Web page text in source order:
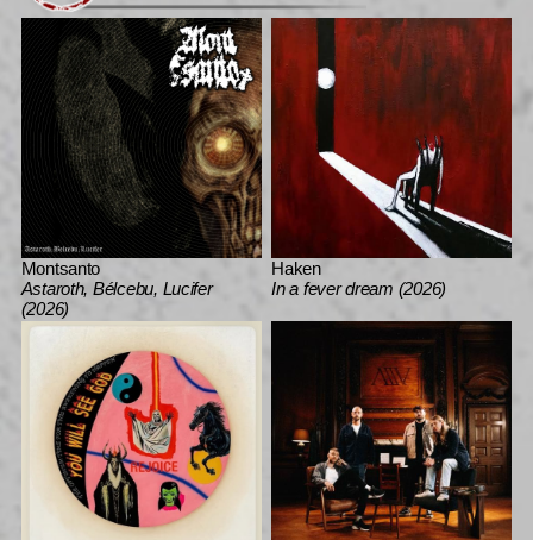
Montsanto
Astaroth, Bélcebu, Lucifer
(2026)
Haken
In a fever dream (2026)